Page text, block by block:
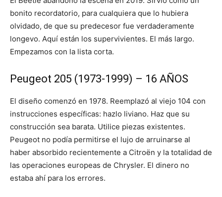
bonito recordatorio, para cualquiera que lo hubiera
olvidado, de que su predecesor fue verdaderamente
longevo. Aquí están los supervivientes. El más largo.
Empezamos con la lista corta.
Peugeot 205 (1973-1999) – 16 AÑOS
El diseño comenzó en 1978. Reemplazó al viejo 104 con
instrucciones específicas: hazlo liviano. Haz que su
construcción sea barata. Utilice piezas existentes.
Peugeot no podía permitirse el lujo de arruinarse al
haber absorbido recientemente a Citroën y la totalidad de
las operaciones europeas de Chrysler. El dinero no
estaba ahí para los errores.